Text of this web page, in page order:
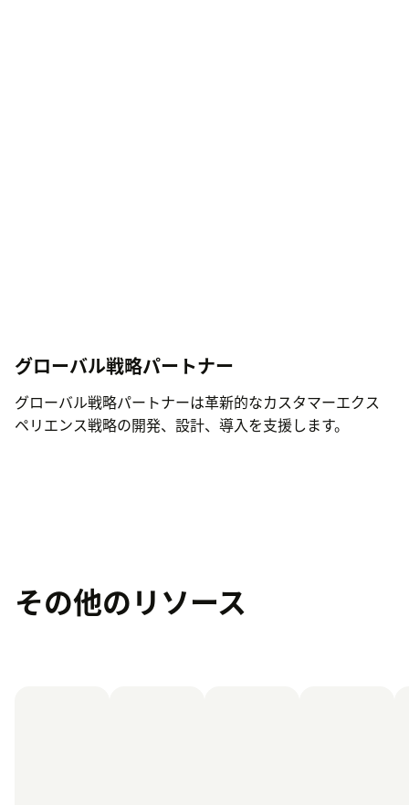
グローバル戦略パートナー
グローバル戦略パートナーは革新的なカスタマーエクス
ペリエンス戦略の開発、設計、導入を支援します。
その他のリソース